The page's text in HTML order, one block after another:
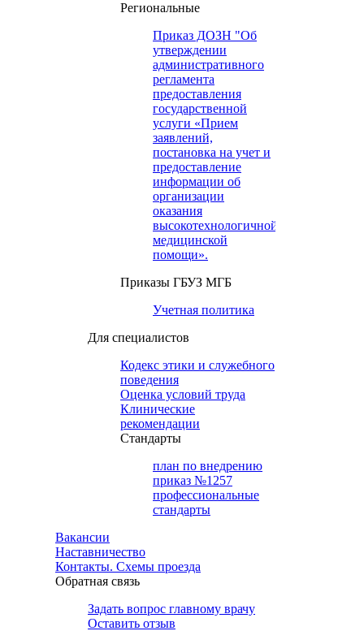
Региональные
Приказ ДОЗН "Об
утверждении
административного
регламента
предоставления
государственной
услуги «Прием
заявлений,
постановка на учет и
предоставление
информации об
организации
оказания
высокотехнологичной
медицинской
помощи».
Приказы ГБУЗ МГБ
Учетная политика
Для специалистов
Кодекс этики и служебного
поведения
Оценка условий труда
Клинические
рекомендации
Cтандарты
план по внедрению
приказ №1257
профессиональные
стандарты
Вакансии
Наставничество
Контакты. Схемы проезда
Обратная связь
Задать вопрос главному врачу
Оставить отзыв